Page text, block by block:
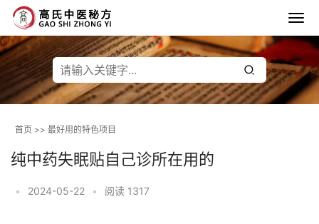
首页 >> 最好用的特色项目
纯中药失眠贴自己诊所在用的
• 2024-05-22 • 阅读 1317